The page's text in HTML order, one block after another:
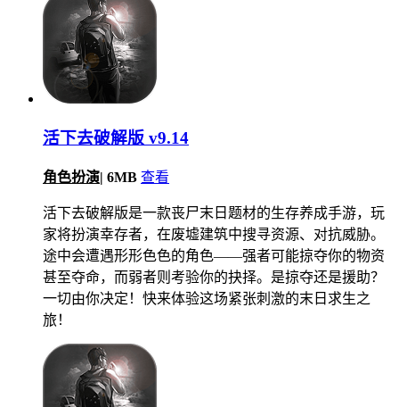
活下去破解版 v9.14
角色扮演| 6MB 查看
活下去破解版是一款丧尸末日题材的生存养成手游，玩
家将扮演幸存者，在废墟建筑中搜寻资源、对抗威胁。
途中会遭遇形形色色的角色——强者可能掠夺你的物资
甚至夺命，而弱者则考验你的抉择。是掠夺还是援助？
一切由你决定！快来体验这场紧张刺激的末日求生之
旅！